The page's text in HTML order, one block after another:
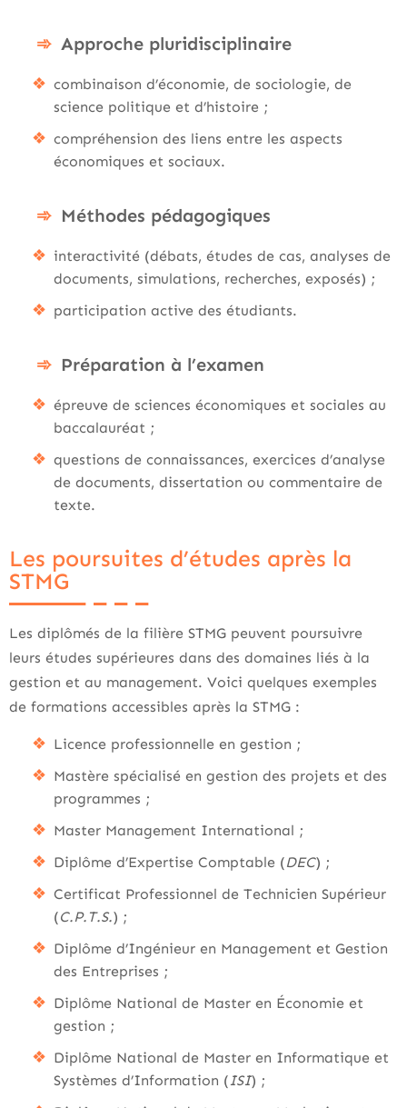
Approche pluridisciplinaire
combinaison d’économie, de sociologie, de
science politique et d’histoire ;
compréhension des liens entre les aspects
économiques et sociaux.
Méthodes pédagogiques
interactivité (débats, études de cas, analyses de
documents, simulations, recherches, exposés) ;
participation active des étudiants.
Préparation à l’examen
épreuve de sciences économiques et sociales au
baccalauréat ;
questions de connaissances, exercices d’analyse
de documents, dissertation ou commentaire de
texte.
Les poursuites d’études après la
STMG
Les diplômés de la filière STMG peuvent poursuivre
leurs études supérieures dans des domaines liés à la
gestion et au management. Voici quelques exemples
de formations accessibles après la STMG :
Licence professionnelle en gestion ;
Mastère spécialisé en gestion des projets et des
programmes ;
Master Management International ;
Diplôme d’Expertise Comptable (DEC) ;
Certificat Professionnel de Technicien Supérieur
(C.P.T.S.) ;
Diplôme d’Ingénieur en Management et Gestion
des Entreprises ;
Diplôme National de Master en Économie et
gestion ;
Diplôme National de Master en Informatique et
Systèmes d’Information (ISI) ;